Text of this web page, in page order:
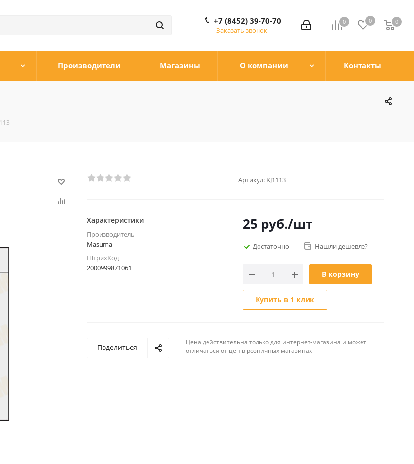
0 0 0
0
+7 (8452) 39-70-70
Заказать звонок
Производители Магазины О компании Контакты
Артикул: KJ1113
Характеристики
Производитель
Masuma
ШтрихКод
2000999871061
25 руб./шт
Достаточно Нашли дешевле?
В корзину
Купить в 1 клик
Поделиться
Цена действительна только для интернет-магазина и может
отличаться от цен в розничных магазинах